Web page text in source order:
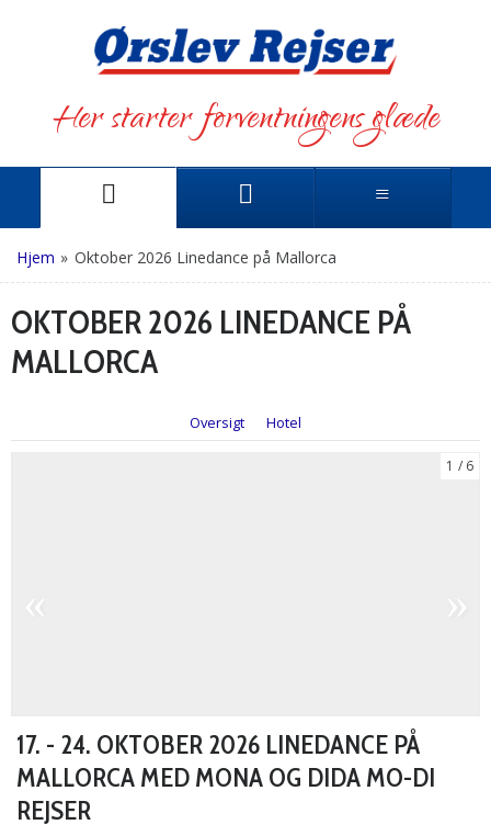
Her starter forventningens glæde
Hjem » Oktober 2026 Linedance på Mallorca
OKTOBER 2026 LINEDANCE PÅ
MALLORCA
Oversigt Hotel
1 6
17. - 24. OKTOBER 2026 LINEDANCE PÅ
MALLORCA MED MONA OG DIDA MO-DI
REJSER